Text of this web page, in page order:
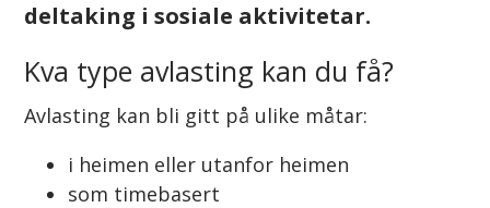
deltaking i sosiale aktivitetar.
Kva type avlasting kan du få?
Avlasting kan bli gitt på ulike måtar:
i heimen eller utanfor heimen
som timebasert